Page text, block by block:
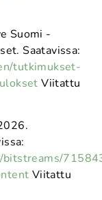
Suomi -
Saatavissa:
tutkimukset-
Viitattu
bitstreams/
Viitattu